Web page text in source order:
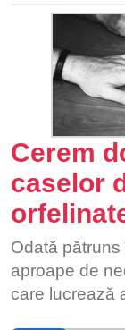
Cerem
caselor
Odată
aproape de
care lucrează